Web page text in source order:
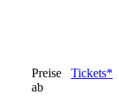
Preise
ab
Tickets*